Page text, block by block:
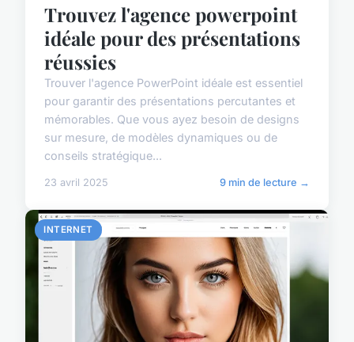
Trouvez l'agence powerpoint
idéale pour des présentations
réussies
Trouver l'agence PowerPoint idéale est essentiel
pour garantir des présentations percutantes et
mémorables. Que vous ayez besoin de designs
sur mesure, de modèles dynamiques ou de
conseils stratégique...
23 avril 2025 9 min de lecture →
INTERNET